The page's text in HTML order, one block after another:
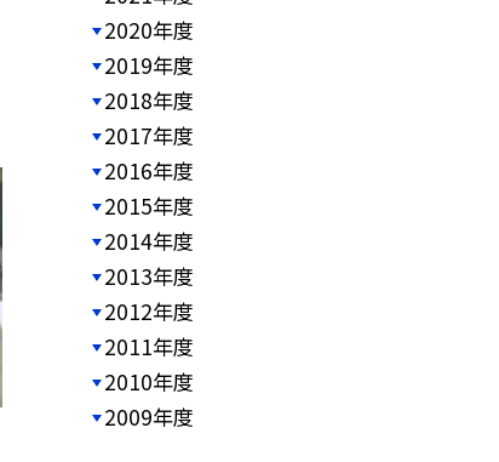
2020年度
2019年度
2018年度
2017年度
2016年度
2015年度
2014年度
2013年度
2012年度
2011年度
2010年度
2009年度